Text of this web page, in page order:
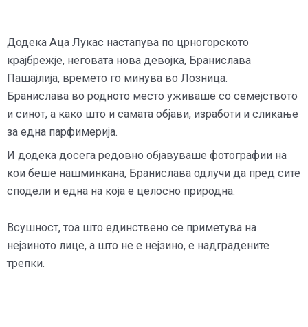
Додека Аца Лукас настапува по црногорското
крајбрежје, неговата нова девојка, Бранислава
Пашајлија, времето го минува во Лозница.
Бранислава во родното место уживаше со семејството
и синот, а како што и самата објави, изработи и сликање
за една парфимерија.
И додека досега редовно објавуваше фотографии на
кои беше нашминкана, Бранислава одлучи да пред сите
сподели и една на која е целосно природна.
Всушност, тоа што единствено се приметува на
нејзиното лице, а што не е нејзино, е надградените
трепки.